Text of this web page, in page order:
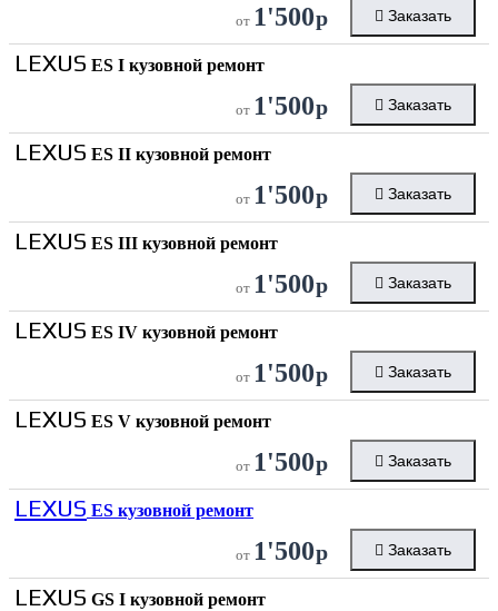
от 1'500р Заказать
LEXUS ES I кузовной ремонт
от 1'500р Заказать
LEXUS ES II кузовной ремонт
от 1'500р Заказать
LEXUS ES III кузовной ремонт
от 1'500р Заказать
LEXUS ES IV кузовной ремонт
от 1'500р Заказать
LEXUS ES V кузовной ремонт
от 1'500р Заказать
LEXUS ES кузовной ремонт
от 1'500р Заказать
LEXUS GS I кузовной ремонт